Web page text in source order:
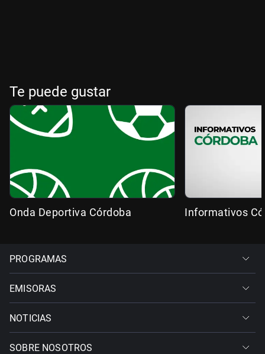
Te puede gustar
Onda Deportiva Córdoba Informativos
PROGRAMAS
EMISORAS
NOTICIAS
SOBRE NOSOTROS